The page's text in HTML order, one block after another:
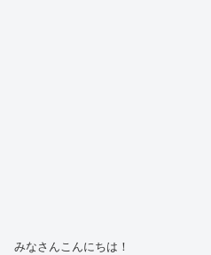
みなさんこんにちは！